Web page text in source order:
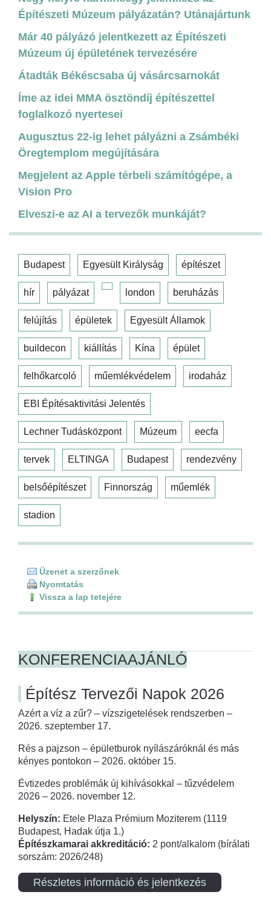
Építészeti Múzeum pályázatán? Utánajártunk
Már 40 pályázó jelentkezett az Építészeti
Múzeum új épületének tervezésére
Átadták Békéscsaba új vásárcsarnokát
Íme az idei MMA ösztöndíj építészettel
foglalkozó nyertesei
Augusztus 22-ig lehet pályázni a Zsámbéki
Öregtemplom megújítására
Megjelent az Apple térbeli számítógépe, a
Vision Pro
Elveszi-e az AI a tervezők munkáját?
Budapest Egyesült Királyság építészet
hír pályázat london beruházás
felújítás épületek Egyesült Államok
buildecon kiállítás Kína épület
felhőkarcoló műemlékvédelem irodaház
EBI Építésaktivitási Jelentés
Lechner Tudásközpont Múzeum eecfa
tervek ELTINGA Budapest rendezvény
belsőépítészet Finnország műemlék
stadion
Üzenet a szerzőnek
Nyomtatás
Vissza a lap tetejére
KONFERENCIAAJÁNLÓ
Építész Tervezői Napok 2026
Azért a víz a zűr? – vízszigetelések rendszerben –
2026. szeptember 17.
Rés a pajzson – épületburok nyílászáróknál és más
kényes pontokon – 2026. október 15.
Évtizedes problémák új kihívásokkal – tűzvédelem
2026 – 2026. november 12.
Helyszín: Etele Plaza Prémium Moziterem (1119
Budapest, Hadak útja 1.)
Építészkamarai akkreditáció: 2 pont/alkalom (bírálati
sorszám: 2026/248)
Részletes információ és jelentkezés